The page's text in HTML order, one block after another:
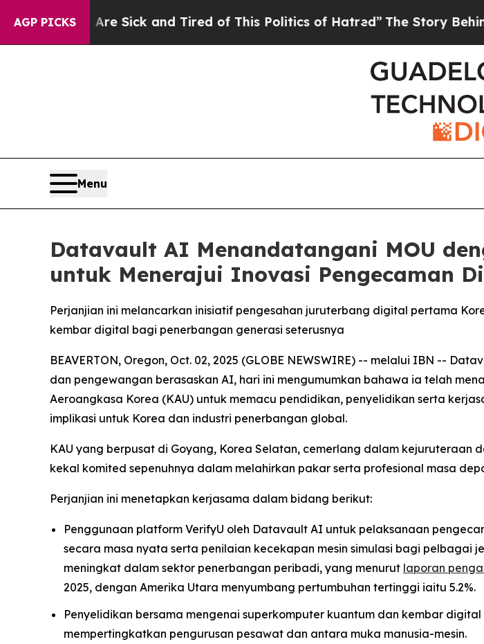
AGP PICKS
Are Sick and Tired of This Politics of Hatred”The Story Behind Trump’s
Menu
Datavault AI Menandatangani MOU
untuk Menerajui Inovasi Pengecaman
Perjanjian ini melancarkan inisiatif pengesahan juruterbang digital pertama
kembar digital bagi penerbangan generasi seterusnya
BEAVERTON, Oregon, Oct. 02, 2025 (GLOBE NEWSWIRE) -- melalui IBN --
dan pengewangan berasaskan AI, hari ini mengumumkan bahawa ia telah
Aeroangkasa Korea (KAU) untuk memacu pendidikan, penyelidikan serta
implikasi untuk Korea dan industri penerbangan global.
KAU yang berpusat di Goyang, Korea Selatan, cemerlang dalam kejuruteraan
kekal komited sepenuhnya dalam melahirkan pakar serta profesional masa
Perjanjian ini menetapkan kerjasama dalam bidang berikut:
Penggunaan platform VerifyU oleh Datavault AI untuk pelaksanaan
secara masa nyata serta penilaian kecekapan mesin simulasi bagi pelbagai
meningkat dalam sektor penerbangan peribadi, yang menurut laporan
2025, dengan Amerika Utara menyumbang pertumbuhan tertinggi iaitu 5.2%.
Penyelidikan bersama mengenai superkomputer kuantum dan kembar
mempertingkatkan pengurusan pesawat dan antara muka manusia-mesin.